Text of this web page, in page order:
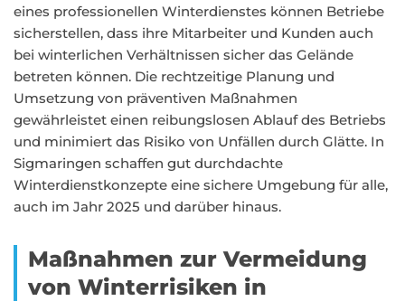
eines professionellen Winterdienstes können Betriebe
sicherstellen, dass ihre Mitarbeiter und Kunden auch
bei winterlichen Verhältnissen sicher das Gelände
betreten können. Die rechtzeitige Planung und
Umsetzung von präventiven Maßnahmen
gewährleistet einen reibungslosen Ablauf des Betriebs
und minimiert das Risiko von Unfällen durch Glätte. In
Sigmaringen schaffen gut durchdachte
Winterdienstkonzepte eine sichere Umgebung für alle,
auch im Jahr 2025 und darüber hinaus.
Maßnahmen zur Vermeidung
von Winterrisiken in